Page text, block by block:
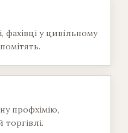
фахівці у цивільному
профхімію,
торгівлі.